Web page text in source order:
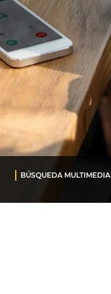
BÚSQUEDA MULTIMEDIA